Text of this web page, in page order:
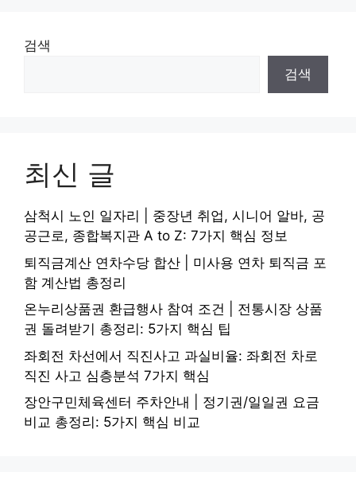
검색
검색
최신 글
삼척시 노인 일자리 | 중장년 취업, 시니어 알바, 공
공근로, 종합복지관 A to Z: 7가지 핵심 정보
퇴직금계산 연차수당 합산 | 미사용 연차 퇴직금 포
함 계산법 총정리
온누리상품권 환급행사 참여 조건 | 전통시장 상품
권 돌려받기 총정리: 5가지 핵심 팁
좌회전 차선에서 직진사고 과실비율: 좌회전 차로
직진 사고 심층분석 7가지 핵심
장안구민체육센터 주차안내 | 정기권/일일권 요금
비교 총정리: 5가지 핵심 비교